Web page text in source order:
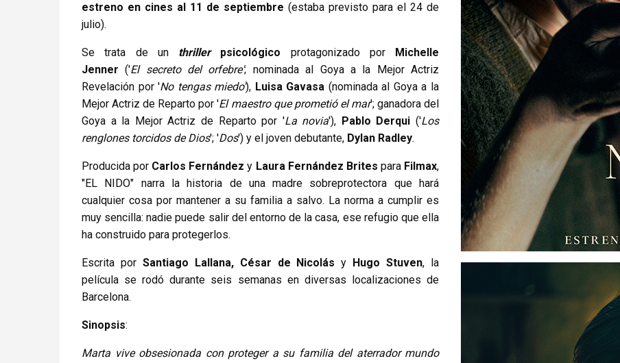
estreno en cines al 11 de septiembre (estaba previsto para el 24 de
julio).
Se trata de un thrillerpsicológico protagonizado por Michelle
Jenner ('El secreto del orfebre'; nominada al Goya a la Mejor Actriz
Revelación por 'No tengas miedo'), Luisa Gavasa (nominada al Goya a la
Mejor Actriz de Reparto por 'El maestro que prometió el mar'; ganadora del
Goya a la Mejor Actriz de Reparto por 'La novia'), Pablo Derqui ('Los
renglones torcidos de Dios'; 'Dos') y el joven debutante, Dylan Radley.
Producida por Carlos Fernández y Laura Fernández Brites para Filmax,
"EL NIDO" narra la historia de una madre sobreprotectora que hará
cualquier cosa por mantener a su familia a salvo. La norma a cumplir es
muy sencilla: nadie puede salir del entorno de la casa, ese refugio que ella
ha construido para protegerlos.
Escrita por Santiago Lallana, César de Nicolásy Hugo Stuven, la
película se rodó durante seis semanas en diversas localizaciones de
Barcelona.
Sinopsis:
Marta vive obsesionada con proteger a su familia del aterrador mundo